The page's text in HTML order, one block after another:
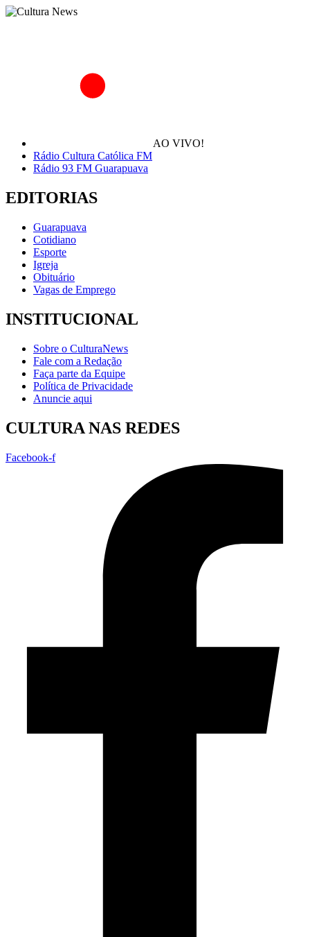
AO VIVO!
Rádio Cultura Católica FM
Rádio 93 FM Guarapuava
EDITORIAS
Guarapuava
Cotidiano
Esporte
Igreja
Obituário
Vagas de Emprego
INSTITUCIONAL
Sobre o CulturaNews
Fale com a Redação
Faça parte da Equipe
Política de Privacidade
Anuncie aqui
CULTURA NAS REDES
Facebook-f